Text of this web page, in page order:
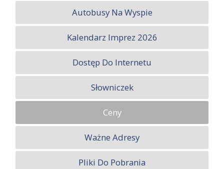
Autobusy Na Wyspie
Kalendarz Imprez 2026
Dostęp Do Internetu
Słowniczek
Ceny
Ważne Adresy
Pliki Do Pobrania